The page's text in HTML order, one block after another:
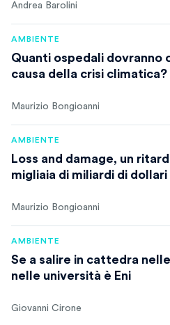
Andrea Barolini
AMBIENTE
Quanti ospedali dovranno
causa della crisi climatica?
Maurizio Bongioanni
AMBIENTE
Loss and damage, un
migliaia di miliardi di dollari
Maurizio Bongioanni
AMBIENTE
Se a salire in cattedra
nelle università è Eni
Giovanni Cirone